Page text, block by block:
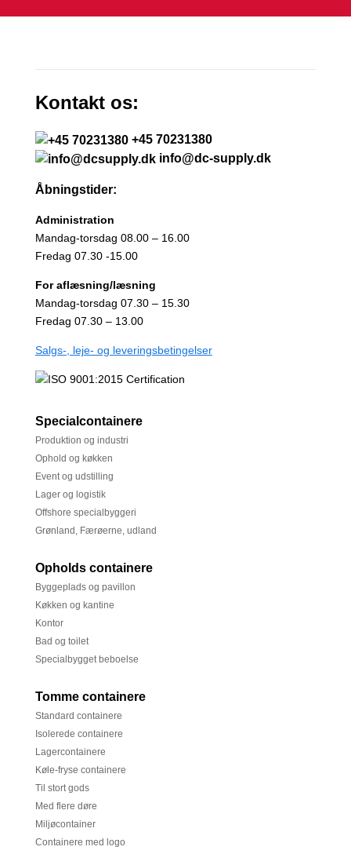
Kontakt os:
+45 70231380
info@dc-supply.dk
Åbningstider:
Administration
Mandag-torsdag 08.00 – 16.00
Fredag 07.30 -15.00
For aflæsning/læsning
Mandag-torsdag 07.30 – 15.30
Fredag 07.30 – 13.00
Salgs-, leje- og leveringsbetingelser
Specialcontainere
Produktion og industri
Ophold og køkken
Event og udstilling
Lager og logistik
Offshore specialbyggeri
Grønland, Færøerne, udland
Opholds containere
Byggeplads og pavillon
Køkken og kantine
Kontor
Bad og toilet
Specialbygget beboelse
Tomme containere
Standard containere
Isolerede containere
Lagercontainere
Køle-fryse containere
Til stort gods
Med flere døre
Miljøcontainer
Containere med logo